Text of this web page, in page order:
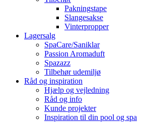
Pakningstape
Slangesakse
Vinterpropper
Lagersalg
SpaCare/Saniklar
Passion Aromaduft
Spazazz
Tilbehør udemiljø
Råd og inspiration
Hjælp og vejledning
Råd og info
Kunde projekter
Inspiration til din pool og spa